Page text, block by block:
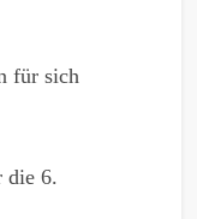
für sich
die 6.